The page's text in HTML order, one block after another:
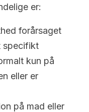
er:
forårsaget
specifikt
kun på
eller er
på mad eller